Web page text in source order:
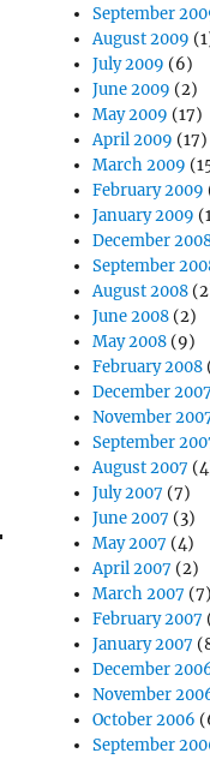
September
August 2009
July 2009 (6)
June 2009 (2)
May 2009 (17)
April 2009 (17)
March 2009
February 2009
January 2009
December
September
August 2008
June 2008 (2)
May 2008 (9)
February 2008
December 2007
November
September
August 2007
July 2007 (7)
June 2007 (3)
May 2007 (4)
April 2007 (2)
March 2007 (7)
February 2007
January 2007
December
November
October 2006
September